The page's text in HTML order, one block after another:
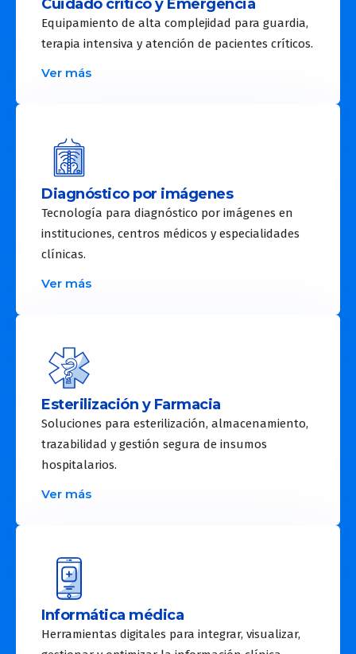
Cuidado crítico y Emergencia
Equipamiento de alta complejidad para guardia,
terapia intensiva y atención de pacientes críticos.
Ver más
Diagnóstico por imágenes
Tecnología para diagnóstico por imágenes en
instituciones, centros médicos y especialidades
clínicas.
Ver más
Esterilización y Farmacia
Soluciones para esterilización, almacenamiento,
trazabilidad y gestión segura de insumos
hospitalarios.
Ver más
Informática médica
Herramientas digitales para integrar, visualizar,